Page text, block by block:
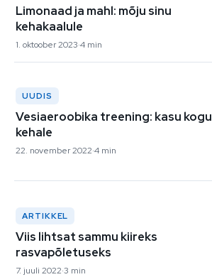
Limonaad ja mahl: mõju sinu
kehakaalule
1. oktoober 2023 4 min
UUDIS
Vesiaeroobika treening: kasu kogu
kehale
22. november 2022 4 min
ARTIKKEL
Viis lihtsat sammu kiireks
rasvapõletuseks
7. juuli 2022 3 min